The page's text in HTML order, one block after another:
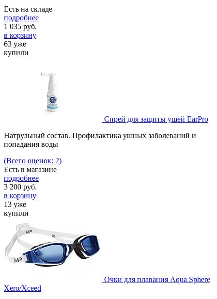
Есть на складе
подробнее
1 035 руб.
в корзину
63 уже
купили
Спрей для защиты ушей EarPro
Натрульный состав. Профилактика ушных заболеваний и
попадания воды
(Всего оценок: 2)
Есть в магазине
подробнее
3 200 руб.
в корзину
13 уже
купили
Очки для плавания Aqua Sphere
Xero/Xceed